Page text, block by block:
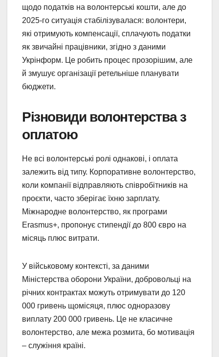
щодо податків на волонтерські кошти, але до
2025-го ситуація стабілізувалася: волонтери,
які отримують компенсації, сплачують податки
як звичайні працівники, згідно з даними
Укрінформ. Це робить процес прозорішим, але
й змушує організації ретельніше планувати
бюджети.
Різновиди волонтерства з
оплатою
Не всі волонтерські ролі однакові, і оплата
залежить від типу. Корпоративне волонтерство,
коли компанії відправляють співробітників на
проєкти, часто зберігає їхню зарплату.
Міжнародне волонтерство, як програми
Erasmus+, пропонує стипендії до 800 євро на
місяць плюс витрати.
У військовому контексті, за даними
Міністерства оборони України, добровольці на
річних контрактах можуть отримувати до 120
000 гривень щомісяця, плюс одноразову
виплату 200 000 гривень. Це не класичне
волонтерство, але межа розмита, бо мотивація
– служіння країні.